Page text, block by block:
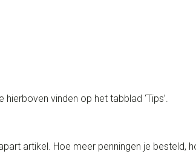
vinden op het tabblad ‘Tips’.
artikel. Hoe meer penningen je besteld,